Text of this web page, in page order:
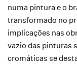
numa pintura e o
transformado no
implicações nas
vazio das pinturas
cromáticas se